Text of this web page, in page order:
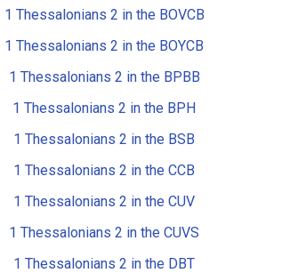
1 Thessalonians 2 in the BOVCB
1 Thessalonians 2 in the BOYCB
1 Thessalonians 2 in the BPBB
1 Thessalonians 2 in the BPH
1 Thessalonians 2 in the BSB
1 Thessalonians 2 in the CCB
1 Thessalonians 2 in the CUV
1 Thessalonians 2 in the CUVS
1 Thessalonians 2 in the DBT